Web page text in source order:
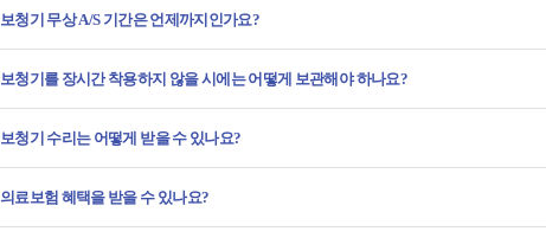
보청기 무상 A/S 기간은 언제까지인가요?
보청기를 장시간 착용하지 않을 시에는 어떻게 보관해야 하나요?
보청기 수리는 어떻게 받을 수 있나요?
의료보험 혜택을 받을 수 있나요?